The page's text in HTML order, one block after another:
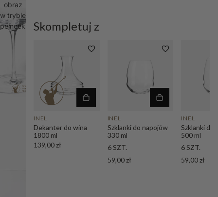
obraz
w trybie
pełnoekranowymSkompletuj z
INEL
Dekanter do wina
1800 ml
139,00 zł
INEL
Szklanki do napojów
330 ml
6 SZT.
59,00 zł
INEL
Szklanki do
500 ml
6 SZT.
59,00 zł